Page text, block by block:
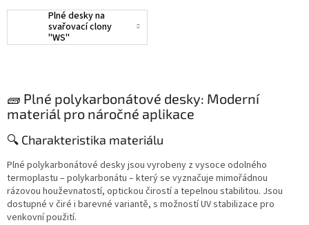
Plné desky na
svařovací clony
"WS"
🧱 Plné polykarbonátové desky: Moderní
materiál pro náročné aplikace
🔍 Charakteristika materiálu
Plné polykarbonátové desky jsou vyrobeny z vysoce odolného
termoplastu – polykarbonátu – který se vyznačuje mimořádnou
rázovou houževnatostí, optickou čirostí a tepelnou stabilitou. Jsou
dostupné v čiré i barevné variantě, s možností UV stabilizace pro
venkovní použití.